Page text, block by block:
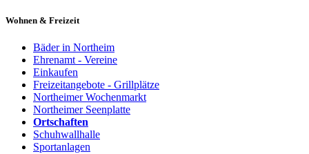
Wohnen & Freizeit
Bäder in Northeim
Ehrenamt - Vereine
Einkaufen
Freizeitangebote - Grillplätze
Northeimer Wochenmarkt
Northeimer Seenplatte
Ortschaften
Schuhwallhalle
Sportanlagen